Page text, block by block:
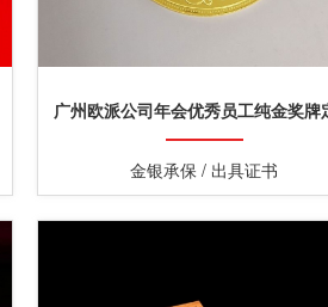
广州欧派公司年会优秀员工纯金奖牌
金银承保 / 出具证书